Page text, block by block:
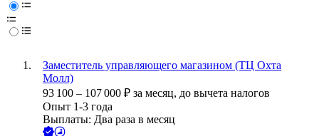
Заместитель управляющего магазином (ТЦ Охта
Молл)
93 100 – 107 000 ₽ за месяц, до вычета налогов
Опыт 1-3 года
Выплаты: Два раза в месяц